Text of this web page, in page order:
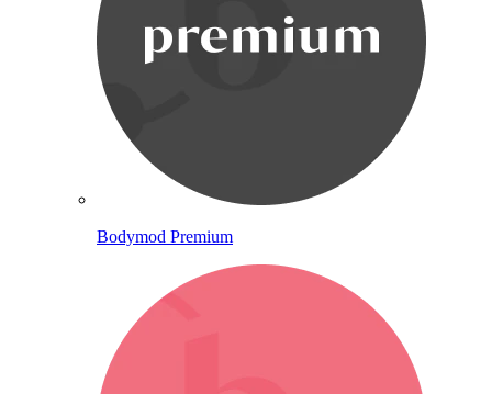
Bodymod Premium